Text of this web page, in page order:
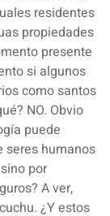
residentes
propiedades
presente
si algunos
como santos
NO. Obvio
puede
seres humanos
por
A ver,
¿Y estos